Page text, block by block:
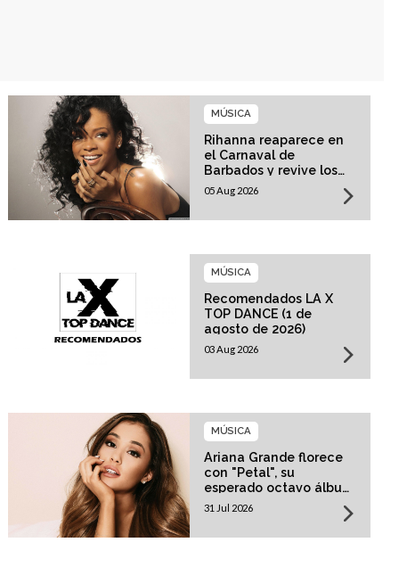
Rihanna reaparece en
el Carnaval de
Barbados y revive los
rumores sobre su
esperado regreso
MÚSICA
05 Aug 2026
Recomendados LA X
TOP DANCE (1 de
agosto de 2026)
MÚSICA
03 Aug 2026
Ariana Grande florece
con "Petal", su
esperado octavo álbum
de estudio
MÚSICA
31 Jul 2026